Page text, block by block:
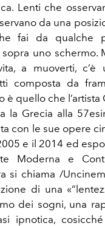
Lenti che
da una
fai da qualche
sopra uno schermo.
a muoverti, c’è
composta da
è quello che l’artista
la Grecia alla
con le sue opere
e il 2014 ed
Moderna e
si chiama /
di una
dei sogni, una
ipnotica,